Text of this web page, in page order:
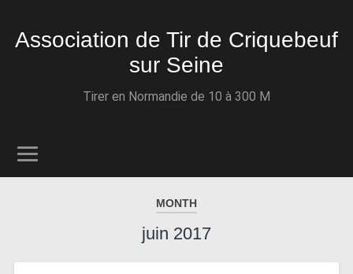
Association de Tir de Criquebeuf
sur Seine
Tirer en Normandie de 10 à 300 M
MONTH
juin 2017